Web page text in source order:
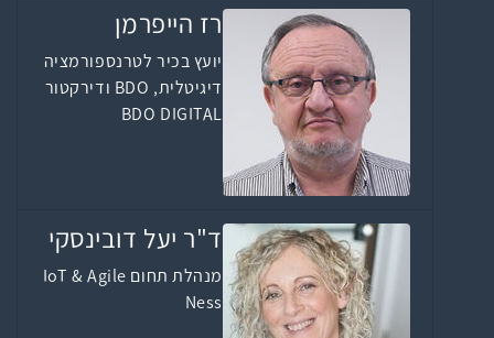
רז הייפרמן
יועץ בכיר לטרנספורמציה
דיגיטלית, BDO ודירקטור
BDO DIGITAL
ד"ר יעל דובינסקי
מנהלת תחום IoT & Agile
Ness